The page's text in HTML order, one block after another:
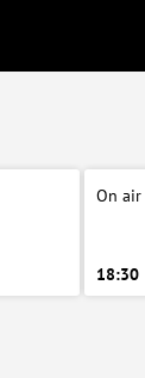
On air
18:30